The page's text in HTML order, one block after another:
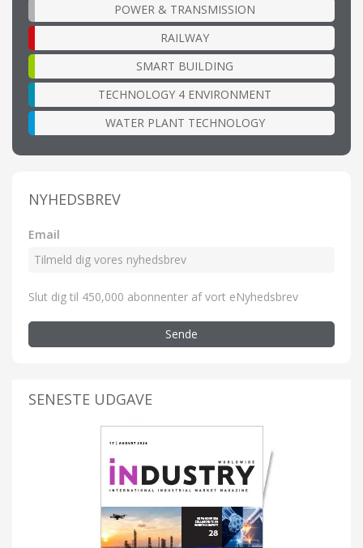
POWER & TRANSMISSION
RAILWAY
SMART BUILDING
TECHNOLOGY 4 ENVIRONMENT
WATER PLANT TECHNOLOGY
NYHEDSBREV
Email
Slut dig til 450,000 abonnenter af vort eNyhedsbrev
Sende
SENESTE UDGAVE